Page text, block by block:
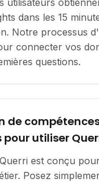
utilisateurs
dans les 15
Notre processus
connecter vos
questions.
de
utiliser
est conçu
Posez